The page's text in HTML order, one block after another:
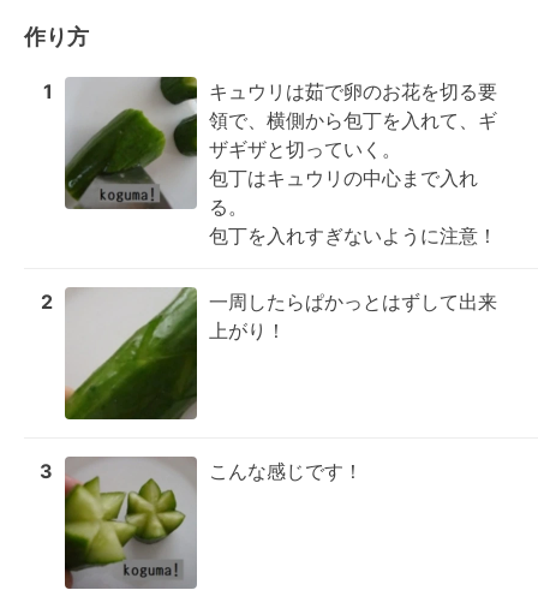
作り方
1
キュウリは茹で卵のお花を切る要
領で、横側から包丁を入れて、ギ
ザギザと切っていく。
包丁はキュウリの中心まで入れ
る。
包丁を入れすぎないように注意！
2
一周したらぱかっとはずして出来
上がり！
3 こんな感じです！